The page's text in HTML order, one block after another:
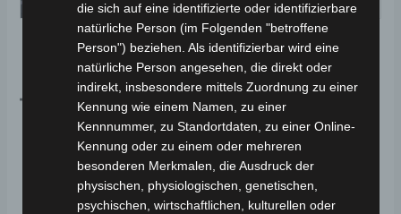
Technische Daten:
Motor:2500 Watt
58Ah
Maximale Geschwindigkeit: 45 km/h
die sich auf eine identifizierte oder identifizierbare
natürliche Person (im Folgenden "betroffene
Person") beziehen. Als identifizierbar wird eine
natürliche Person angesehen, die direkt oder
indirekt, insbesondere mittels Zuordnung zu einer
Kennung wie einem Namen, zu einer
Kennnummer, zu Standortdaten, zu einer Online-
Kennung oder zu einem oder mehreren
besonderen Merkmalen, die Ausdruck der
physischen, physiologischen, genetischen,
psychischen, wirtschaftlichen, kulturellen oder